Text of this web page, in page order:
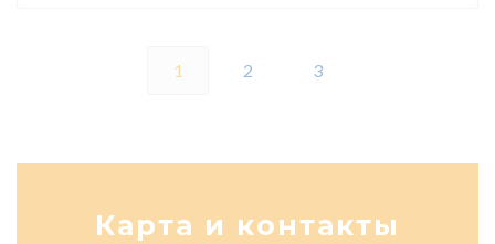
1 2 3
Карта и контакты